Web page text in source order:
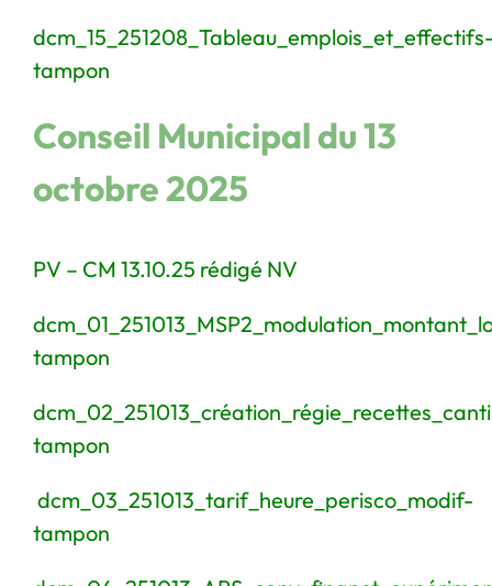
tampon
Conseil Municipal du 13
octobre 2025
PV – CM 13.10.25 rédigé NV
tampon
tampon
dcm_03_251013_tarif_heure_perisco_modif-
tampon